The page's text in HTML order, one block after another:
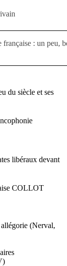
: un peu,
du siècle et ses
libéraux devant
COLLOT
(Nerval,